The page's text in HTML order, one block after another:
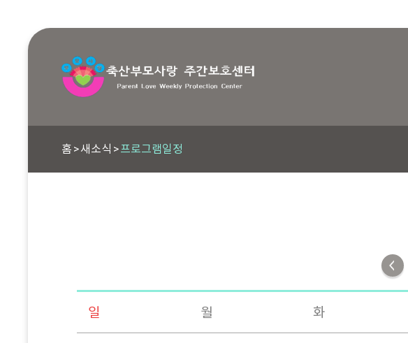
홈 새소식 프로그램일정
일 월 화